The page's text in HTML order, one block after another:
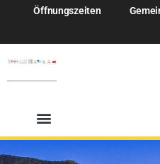
Öffnungszeiten